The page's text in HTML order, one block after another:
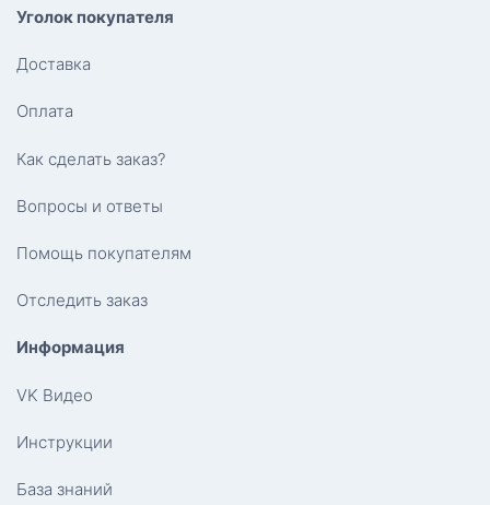
Уголок покупателя
Доставка
Оплата
Как сделать заказ?
Вопросы и ответы
Помощь покупателям
Отследить заказ
Информация
VK Видео
Инструкции
База знаний